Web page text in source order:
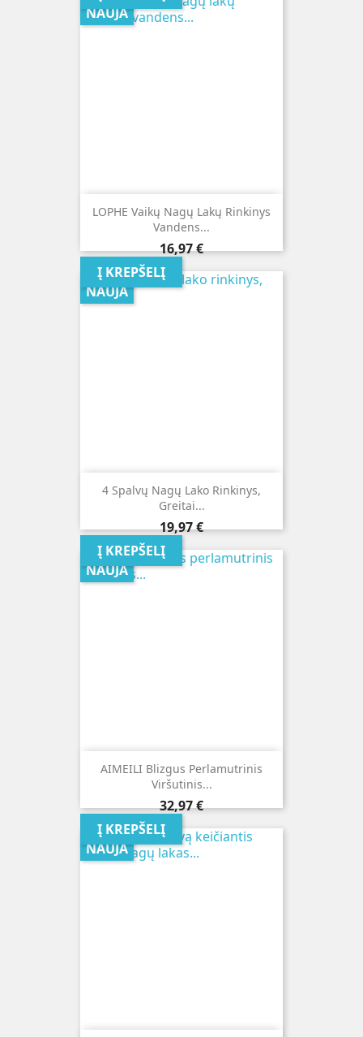
LOPHE Vaikų Nagų Lakų Rinkinys
Vandens...
Kaina
16,97 €
Į KREPŠELĮ
NAUJA
4 Spalvų Nagų Lako Rinkinys,
Greitai...
Kaina
19,97 €
Į KREPŠELĮ
NAUJA
AIMEILI Blizgus Perlamutrinis
Viršutinis...
Kaina
32,97 €
Į KREPŠELĮ
NAUJA
NAUJA